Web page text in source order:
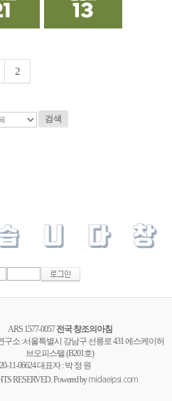
2
검색
ARS 1577-0057전국 창조의아침
구소 :서울특별시 강남구 선릉로 431 에스케이허
브오피스텔 (B201호)
11-06624 대표자 : 박 정 원
RESERVED. Powered bymidaeipsi.com